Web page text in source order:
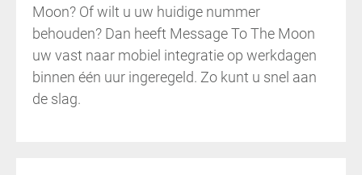
Moon? Of wilt u uw huidige nummer
behouden? Dan heeft Message To The Moon
uw vast naar mobiel integratie op werkdagen
binnen één uur ingeregeld. Zo kunt u snel aan
de slag.